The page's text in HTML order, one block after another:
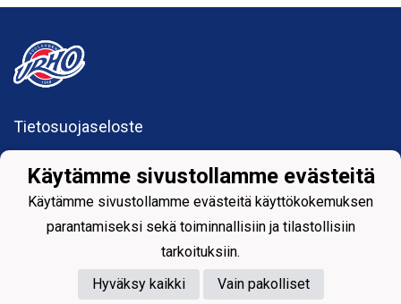
Tietosuojaseloste
Suolahden Urho
urhohockey@gmail.com
Sumiaistentie 27
44200 Suolahti
Käytämme sivustollamme evästeitä
Käytämme sivustollamme evästeitä käyttökokemuksen
parantamiseksi sekä toiminnallisiin ja tilastollisiin
tarkoituksiin.
Hyväksy kaikki
Vain pakolliset